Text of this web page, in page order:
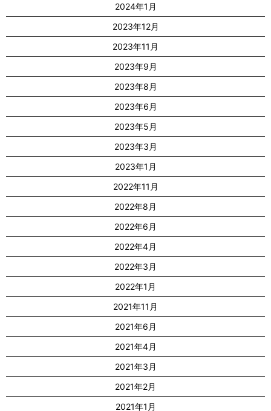
2024年1月
2023年12月
2023年11月
2023年9月
2023年8月
2023年6月
2023年5月
2023年3月
2023年1月
2022年11月
2022年8月
2022年6月
2022年4月
2022年3月
2022年1月
2021年11月
2021年6月
2021年4月
2021年3月
2021年2月
2021年1月